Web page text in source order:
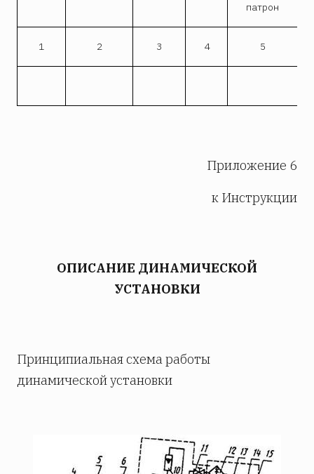
патрон
1 2 3 4 5
Приложение 6
к Инструкции
ОПИСАНИЕ ДИНАМИЧЕСКОЙ
УСТАНОВКИ
Принципиальная схема работы
динамической установки